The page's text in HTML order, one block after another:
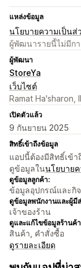
แหล่งข้อมูล
นโยบายความเป็นส่
ผู้พัฒนารายนี้ไม่มีกา
ผู้พัฒนา
StoreYa
เว็บไซต์
Ramat Ha'sharon,
เปิดตัวแล้ว
9 กันยายน 2025
สิทธิ์เข้าถึงข้อมูล
แอปนี้ต้องมีสิทธิ์เข้
ดูข้อมูลในนโยบาย
ดูข้อมูลลูกค้า:
ข้อมูลอุปกรณ์และกิ
ดูข้อมูลพนักงานและผู้มี
เจ้าของร้าน
ดูและแก้ไขข้อมูลร้านค้
สินค้า, คำสั่งซื้อ
ดูรายละเอียด